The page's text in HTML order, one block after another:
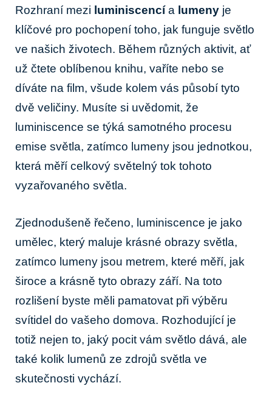
Rozhraní mezi luminiscencía lumeny je
klíčové pro pochopení toho, jak funguje světlo
ve našich životech. Během různých aktivit, ať
už čtete oblíbenou knihu, vaříte nebo se
díváte na film, všude kolem vás působí tyto
dvě veličiny. Musíte si uvědomit, že
luminiscence se týká samotného procesu
emise světla, zatímco lumeny jsou jednotkou,
která měří celkový světelný tok tohoto
vyzařovaného světla.
Zjednodušeně řečeno, luminiscence je jako
umělec, který maluje krásné obrazy světla,
zatímco lumeny jsou metrem, které měří, jak
široce a krásně tyto obrazy září. Na toto
rozlišení byste měli pamatovat při výběru
svítidel do vašeho domova. Rozhodující je
totiž nejen to, jaký pocit vám světlo dává, ale
také kolik lumenů ze zdrojů světla ve
skutečnosti vychází.